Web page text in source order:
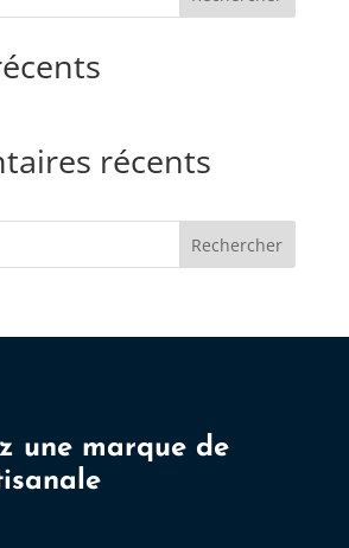
options
la
du
récents
Rechercher
une marque de